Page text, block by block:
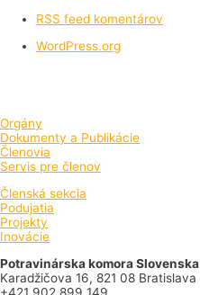
RSS feed komentárov
WordPress.org
Orgány
Dokumenty a Publikácie
Členovia
Servis pre členov
Členská sekcia
Podujatia
Projekty
Inovácie
Potravinárska komora Slovenska
Karadžičova 16, 821 08 Bratislava
+421 902 899 149